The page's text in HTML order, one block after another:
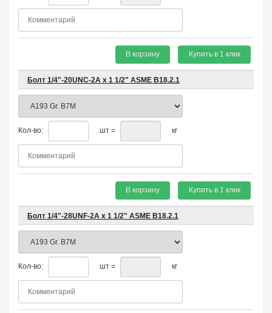
В корзину Купить в 1 клик
Болт 1/4"-20UNC-2A х 1 1/2" ASME B18.2.1
Кол-во: шт = кг
В корзину Купить в 1 клик
Болт 1/4"-28UNF-2A х 1 1/2" ASME B18.2.1
Кол-во: шт = кг